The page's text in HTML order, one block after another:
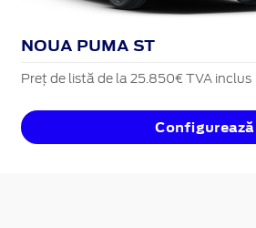
NOUA PUMA ST
Preț de listă de la 25.850€ TVA inclus
Configurează